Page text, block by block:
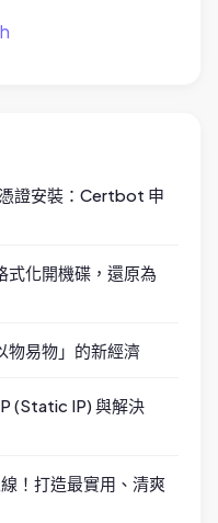
證安裝：Certbot 申
式化開機碟，還原為
易物」的新經濟
(Static IP) 與解決
！打造最實用、清爽